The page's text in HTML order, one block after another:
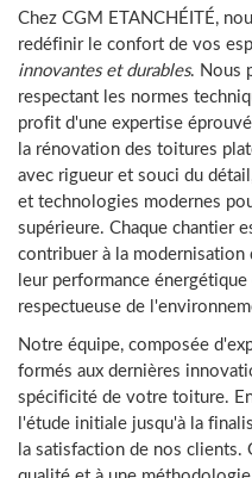
Chez CGM ETANCHÉITÉ,
redéfinir le confort de vos
innovantes et durables. Nous
respectant les normes
profit d'une expertise
la rénovation des toitures
avec rigueur et souci du
et technologies modernes
supérieure. Chaque chantier
contribuer à la
leur performance
respectueuse de
Notre équipe, composée
formés aux dernières
spécificité de votre toiture.
l'étude initiale jusqu'à la
la satisfaction de nos clients.